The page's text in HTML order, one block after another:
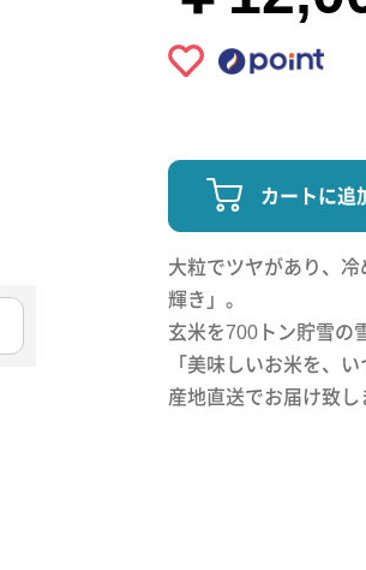
カートに追
大粒でツヤがあり、
輝き」。
玄米を700トン貯雪の
「美味しいお米を、
産地直送でお届け致し